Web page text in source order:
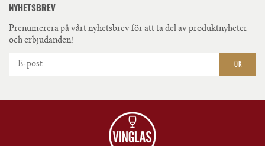
NYHETSBREV
Prenumerera på vårt nyhetsbrev för att ta del av produktnyheter
och erbjudanden!
OK